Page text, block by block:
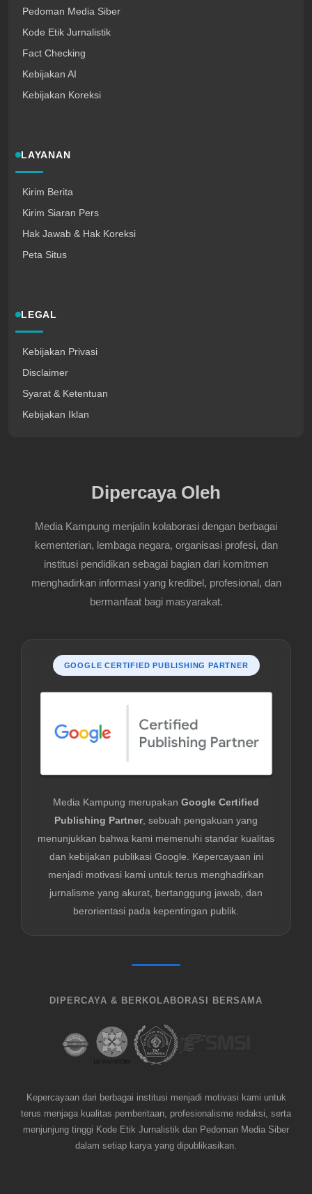
Pedoman Media Siber
Kode Etik Jurnalistik
Fact Checking
Kebijakan AI
Kebijakan Koreksi
LAYANAN
Kirim Berita
Kirim Siaran Pers
Hak Jawab & Hak Koreksi
Peta Situs
LEGAL
Kebijakan Privasi
Disclaimer
Syarat & Ketentuan
Kebijakan Iklan
Dipercaya Oleh
Media Kampung menjalin kolaborasi dengan berbagai
kementerian, lembaga negara, organisasi profesi, dan
institusi pendidikan sebagai bagian dari komitmen
menghadirkan informasi yang kredibel, profesional, dan
bermanfaat bagi masyarakat.
GOOGLE CERTIFIED PUBLISHING PARTNER
Media Kampung merupakan Google Certified
Publishing Partner, sebuah pengakuan yang
menunjukkan bahwa kami memenuhi standar kualitas
dan kebijakan publikasi Google. Kepercayaan ini
menjadi motivasi kami untuk terus menghadirkan
jurnalisme yang akurat, bertanggung jawab, dan
berorientasi pada kepentingan publik.
DIPERCAYA & BERKOLABORASI BERSAMA
Kepercayaan dari berbagai institusi menjadi motivasi kami untuk
terus menjaga kualitas pemberitaan, profesionalisme redaksi, serta
menjunjung tinggi Kode Etik Jurnalistik dan Pedoman Media Siber
dalam setiap karya yang dipublikasikan.